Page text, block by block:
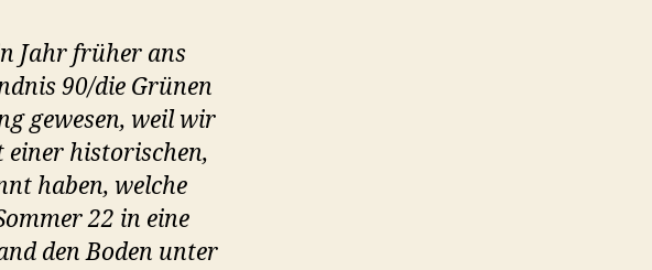
Jahr früher ans
90/die Grünen
gewesen, weil wir
einer historischen,
haben, welche
22 in eine
den Boden unter